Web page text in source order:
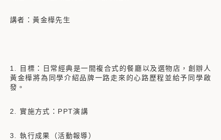
講者：黃金樺先生
1. 目標：日常經典是一間複合式的餐廳以及選物店，創辦人
黃金樺將為同學介紹品牌一路走來的心路歷程並給予同學啟
發。
2. 實施方式：PPT演講
3. 執行成果（活動報導）